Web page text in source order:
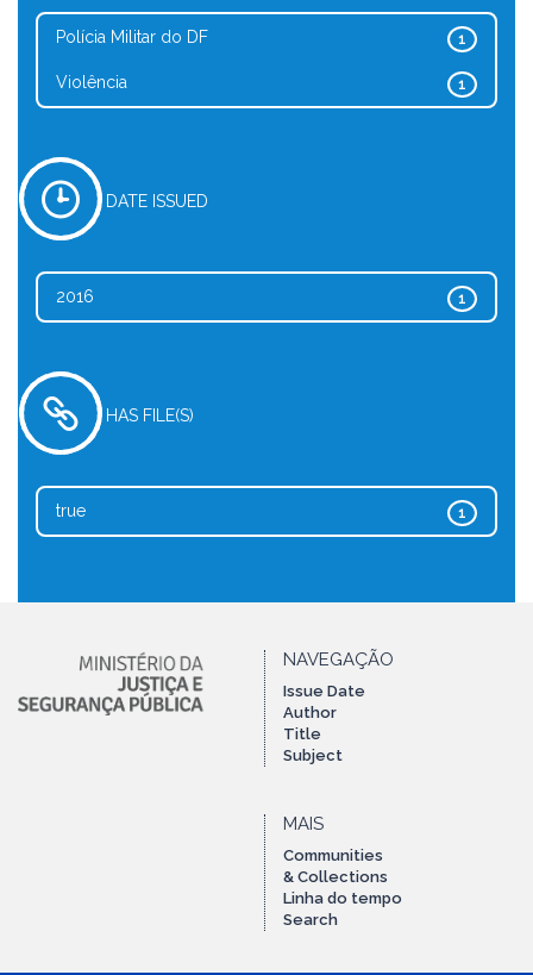
1
Polícia Militar do DF
1
Violência
DATE ISSUED
1
2016
HAS FILE(S)
1
true
NAVEGAÇÃO
Issue Date
Author
Title
Subject
MAIS
Communities
& Collections
Linha do tempo
Search